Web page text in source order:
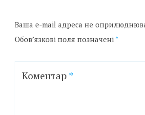
Ваша e-mail адреса не
Обов’язкові поля позначені *
Коментар *